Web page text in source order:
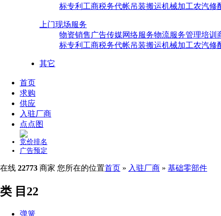
标专利 工商税务代帐吊装搬运机械加工农汽修
上门现场服务
物资销售 广告传媒网络服务物流服务管理培训
标专利 工商税务代帐吊装搬运机械加工农汽修
其它
首页
求购
供应
入驻厂商
点点图
竞价排名
广告预定
在线 22773 商家 您所在的位置首页 » 入驻厂商 » 基础零部件
类 目22
弹簧